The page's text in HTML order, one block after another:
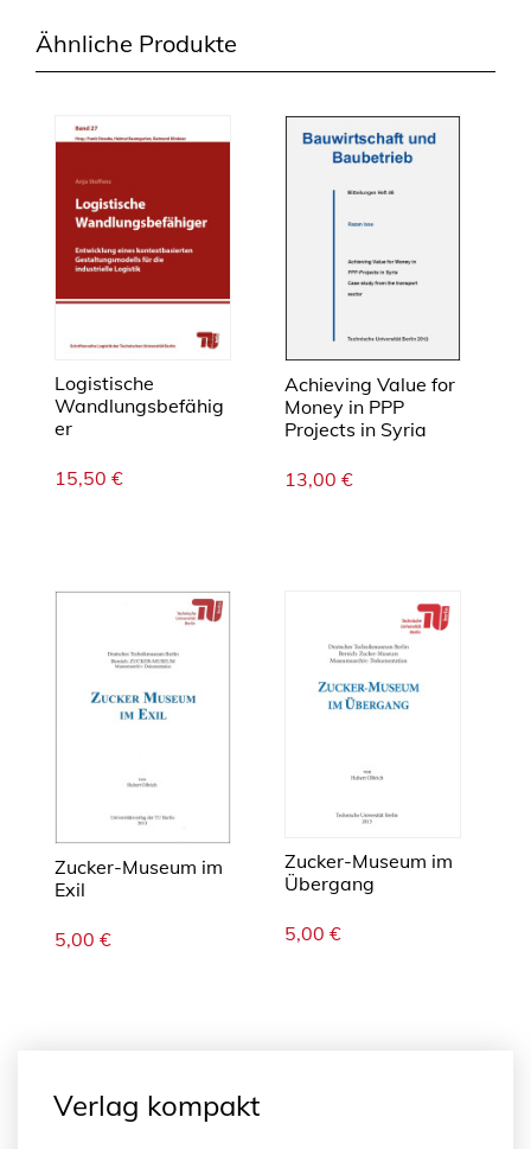
Ähnliche Produkte
Logistische
Wandlungsbefähig
er
15,50 €
Achieving Value for
Money in PPP
Projects in Syria
13,00 €
Zucker-Museum im
Exil
5,00 €
Zucker-Museum im
Übergang
5,00 €
Verlag kompakt